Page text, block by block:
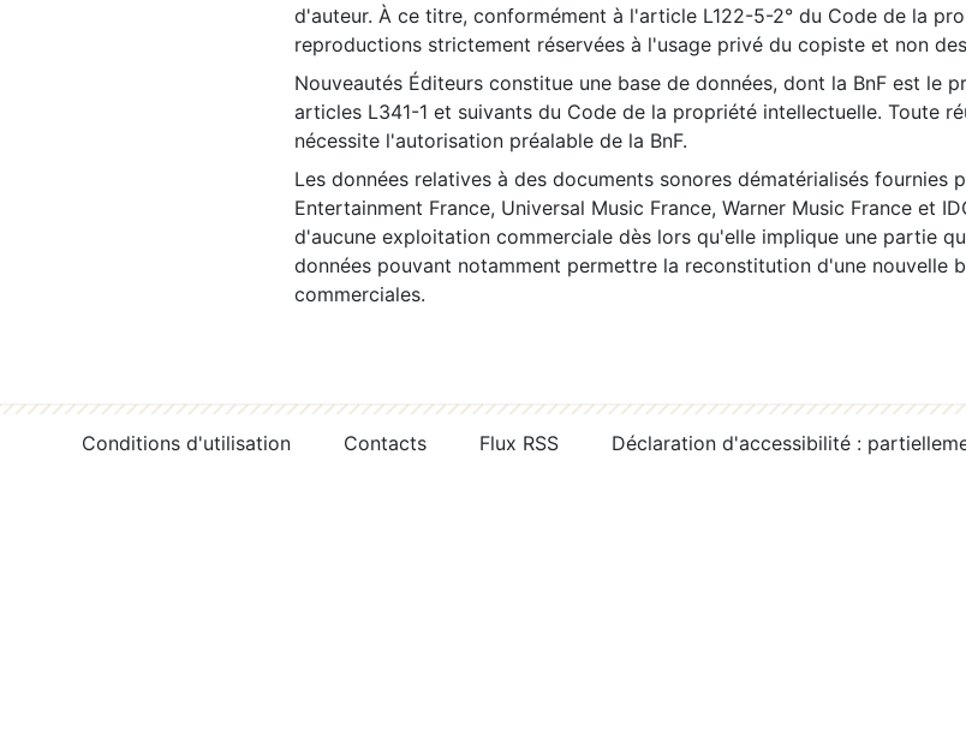
d'auteur. À ce titre, conformément à l'article L122-5-2° du Code de la
reproductions strictement réservées à l'usage privé du copiste et non
Nouveautés Éditeurs constitue une base de données, dont la BnF est le
articles L341-1 et suivants du Code de la propriété intellectuelle. Toute
nécessite l'autorisation préalable de la BnF.
Les données relatives à des documents sonores dématérialisés fournies
Entertainment France, Universal Music France, Warner Music France et
d'aucune exploitation commerciale dès lors qu'elle implique une partie
données pouvant notamment permettre la reconstitution d'une nouvelle
commerciales.
Conditions d'utilisation Contacts Flux RSS Déclaration d'accessibilité :